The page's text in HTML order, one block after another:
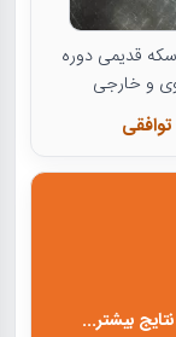
سکه قدیمی دوره
و خارجی
توافقی
نتایج بیشتر...